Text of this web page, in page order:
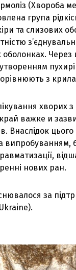
(Хвороба
група
та слизових
оболонках. Через
з
хворих
важке и
Внаслідок
випробуванням,
нових ран.
за